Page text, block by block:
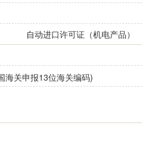
自动进口许可证（机电产品）
海关申报13位海关编码)